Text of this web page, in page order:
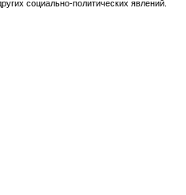
социально-политических явлений.